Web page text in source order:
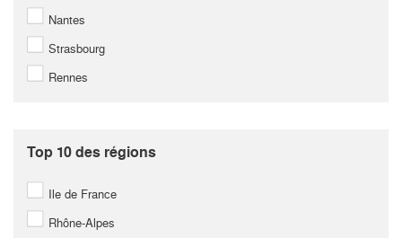
Nantes
Strasbourg
Rennes
Top 10 des régions
Ile de France
Rhône-Alpes